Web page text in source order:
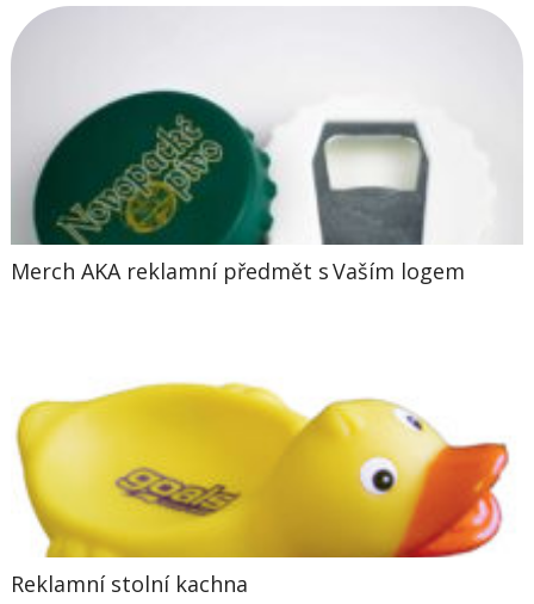
Merch AKA reklamní předmět s Vaším logem
Reklamní stolní kachna